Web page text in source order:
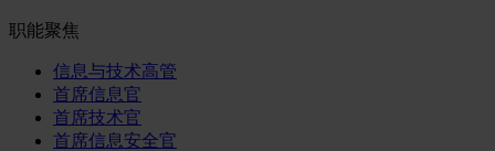
职能聚焦
信息与技术高管
首席信息官
首席技术官
首席信息安全官